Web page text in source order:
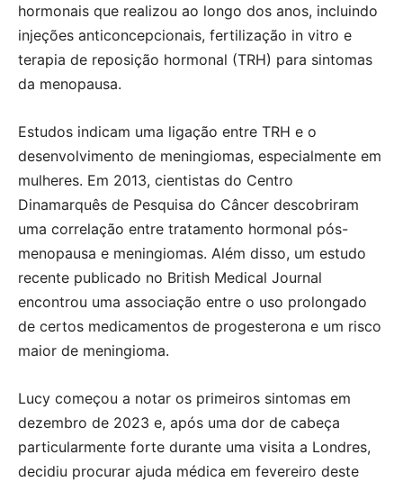
hormonais que realizou ao longo dos anos, incluindo
injeções anticoncepcionais, fertilização in vitro e
terapia de reposição hormonal (TRH) para sintomas
da menopausa.
Estudos indicam uma ligação entre TRH e o
desenvolvimento de meningiomas, especialmente em
mulheres. Em 2013, cientistas do Centro
Dinamarquês de Pesquisa do Câncer descobriram
uma correlação entre tratamento hormonal pós-
menopausa e meningiomas. Além disso, um estudo
recente publicado no British Medical Journal
encontrou uma associação entre o uso prolongado
de certos medicamentos de progesterona e um risco
maior de meningioma.
Lucy começou a notar os primeiros sintomas em
dezembro de 2023 e, após uma dor de cabeça
particularmente forte durante uma visita a Londres,
decidiu procurar ajuda médica em fevereiro deste